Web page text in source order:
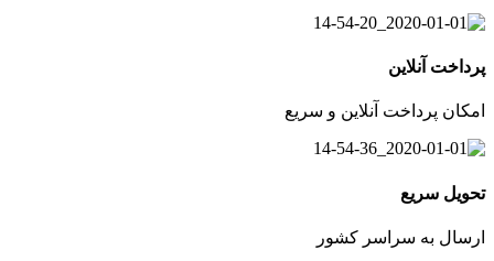
پرداخت آنلاین
امکان پرداخت آنلاین و سریع
تحویل سریع
ارسال به سراسر کشور